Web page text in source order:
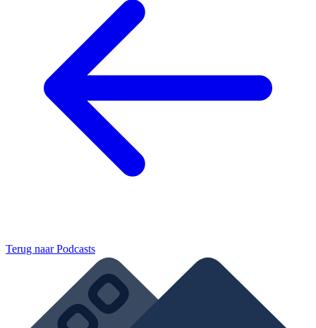
Terug naarPodcasts